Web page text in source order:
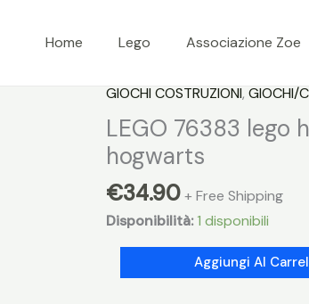
Home Lego Associazione Zoe
GIOCHI COSTRUZIONI, GIOCHI/
LEGO 76383 lego
hogwarts
€34.90 + Free Shipping
Disponibilità: 1 disponibili
76383
Aggiungi Al